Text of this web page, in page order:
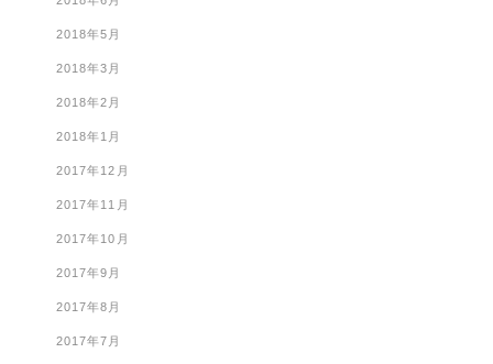
2018年5月
2018年3月
2018年2月
2018年1月
2017年12月
2017年11月
2017年10月
2017年9月
2017年8月
2017年7月